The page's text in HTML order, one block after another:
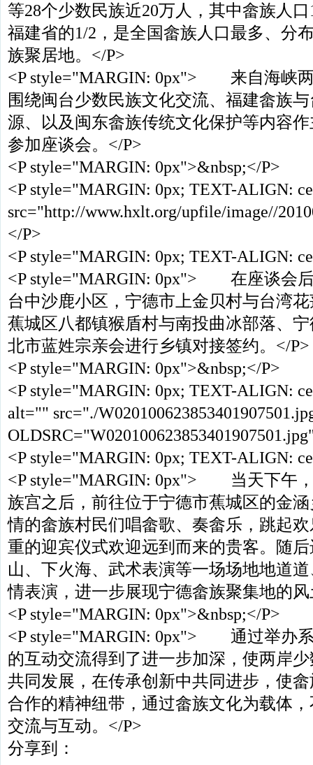
等28个少数民族近20万人，其中畲族人
福建省的1/2，是全国畲族人口最多、分
族聚居地。</P>
<P style="MARGIN: 0px"> 来自海峡两
围绕闽台少数民族文化交流、福建畲族
源、以及闽东畲族传统文化保护等内容
参加座谈会。</P>
<P style="MARGIN: 0px">&nbsp;</P>
<P style="MARGIN: 0px; TEXT-ALIGN:
src="http://www.hxlt.org/upfile/image//
</P>
<P style="MARGIN: 0px; TEXT-ALIGN:
<P style="MARGIN: 0px"> 在座谈会
台中沙鹿小区，宁德市上金贝村与台湾
蕉城区八都镇猴盾村与南投曲冰部落、
北市蓝姓宗亲会进行乡镇对接签约。</P>
<P style="MARGIN: 0px">&nbsp;</P>
<P style="MARGIN: 0px; TEXT-ALIGN:
alt="" src="./
<P style="MARGIN: 0px; TEXT-ALIGN:
<P style="MARGIN: 0px"> 当天下午
族宫之后，前往位于宁德市蕉城区的金
情的畲族村民们唱畲歌、奏畲乐，跳起
重的迎宾仪式欢迎远到而来的贵客。随
山、下火海、武术表演等一场场地地道
情表演，进一步展现宁德畲族聚集地的
<P style="MARGIN: 0px">&nbsp;</P>
<P style="MARGIN: 0px"> 通过举办
的互动交流得到了进一步加深，使两岸
共同发展，在传承创新中共同进步，使
合作的精神纽带，通过畲族文化为载体
交流与互动。</P>
分享到：